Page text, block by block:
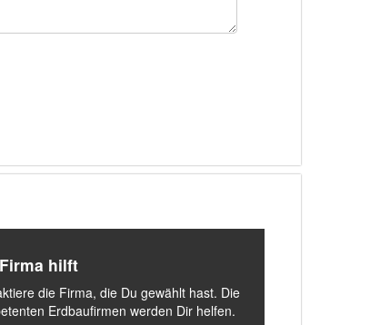
hilft
die Firma, die Du gewählt hast. Die
Erdbaufirmen werden Dir helfen.